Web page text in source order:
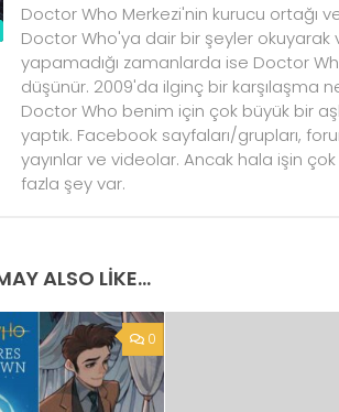
Doctor Who Merkezi'nin kurucu ortağı
Doctor Who'ya dair bir şeyler okuyarak
yapamadığı zamanlarda ise Doctor
düşünür. 2009'da ilginç bir karşılaşma
Doctor Who benim için çok büyük bir
yaptık. Facebook sayfaları/grupları,
yayınlar ve videolar. Ancak hala işin
fazla şey var.
ALSO LIKE...
0